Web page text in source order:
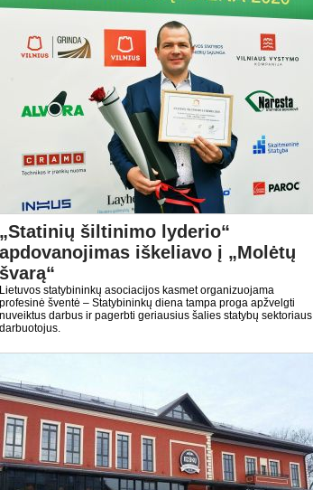
„Statinių šiltinimo lyderio“
apdovanojimas iškeliavo į „Molėtų
švarą“
Lietuvos statybininkų asociacijos kasmet organizuojama
profesinė šventė – Statybininkų diena tampa proga apžvelgti
nuveiktus darbus ir pagerbti geriausius šalies statybų sektoriaus
darbuotojus.